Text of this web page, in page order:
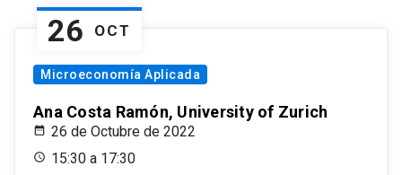
26 OCT
Microeconomía Aplicada
Ana Costa Ramón, University of Zurich
26 de Octubre de 2022
15:30 a 17:30